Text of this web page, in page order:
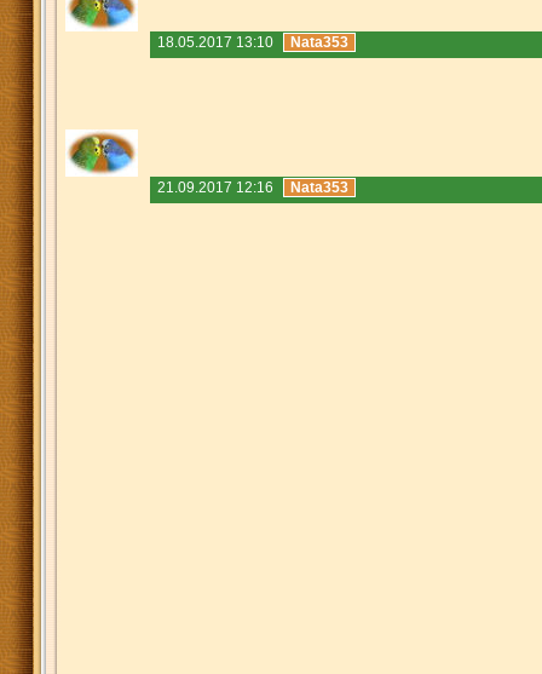
18.05.2017 13:10 Nata353
21.09.2017 12:16 Nata353